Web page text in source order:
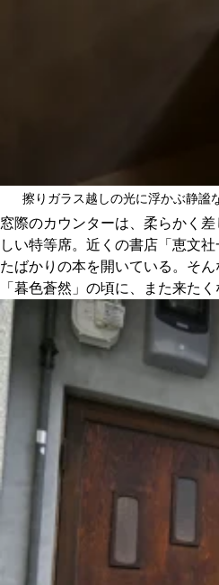
擦りガラス越しの光に浮かぶ静謐
窓際のカウンターは、柔らかく
しい特等席。近くの書店「恵文
たばかりの本を開いている。そん
「暮色蒼然」の頃に、また来たく